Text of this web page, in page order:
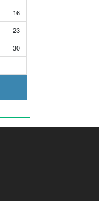
16
23
30